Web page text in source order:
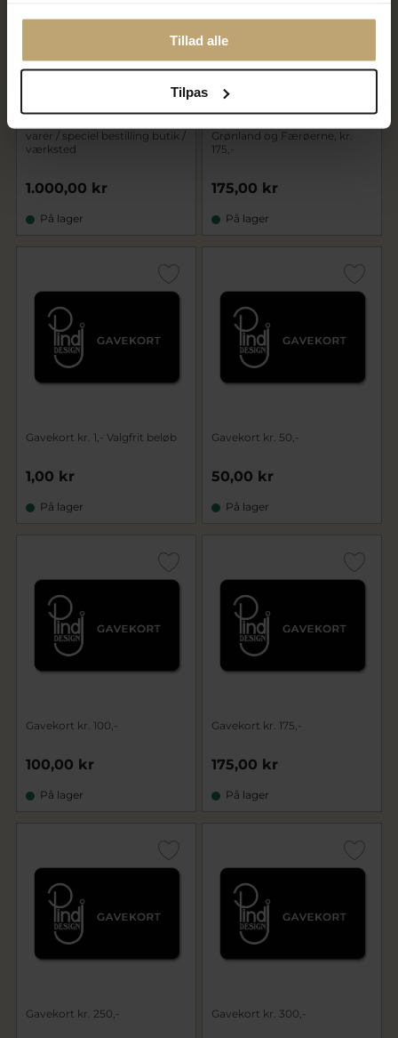
Tillad alle
Tilpas
varer / speciel bestilling butik /
værksted
1.000,00 kr
På lager
Grønland og Færøerne, kr.
175,-
175,00 kr
På lager
Gavekort kr. 1,- Valgfrit beløb
1,00 kr
På lager
Gavekort kr. 50,-
50,00 kr
På lager
Gavekort kr. 100,-
100,00 kr
På lager
Gavekort kr. 175,-
175,00 kr
På lager
Gavekort kr. 250,- Gavekort kr. 300,-